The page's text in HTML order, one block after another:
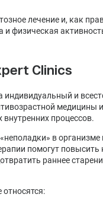
лечение и, как
и физическая
Clinics
индивидуальный и
медицины
процессов.
в
помогут повысить
раннее